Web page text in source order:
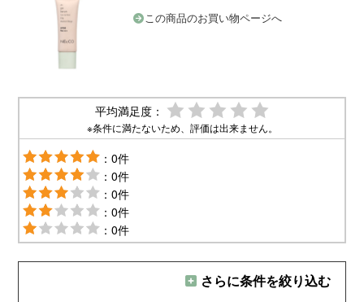
この商品のお買い物ページへ
平均満足度：
※条件に満たないため、評価は出来ません。
：0件
：0件
：0件
：0件
：0件
さらに条件を絞り込む